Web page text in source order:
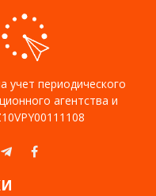
учет периодического
агентства и
TelegramFacebook